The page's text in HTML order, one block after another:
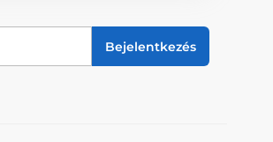
Bejelentkezés